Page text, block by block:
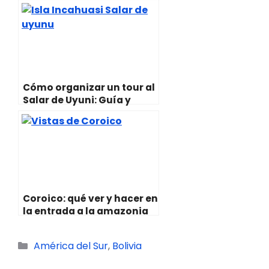
Cómo organizar un tour al
Salar de Uyuni: Guía y
Consejos
Coroico: qué ver y hacer en
la entrada a la amazonia
Categorías
América del Sur, Bolivia